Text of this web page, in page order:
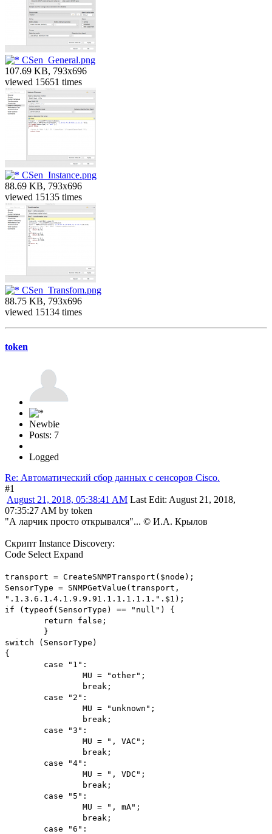
CSen_General.png
107.69 KB, 793x696
viewed 15651 times
CSen_Instance.png
88.69 KB, 793x696
viewed 15135 times
CSen_Transfom.png
88.75 KB, 793x696
viewed 15134 times
token
Newbie
Posts: 7
Logged
Re: Автоматический сбор данных с сенсоров Cisco.
#1
August 21, 2018, 05:38:41 AM Last Edit: August 21, 2018,
07:35:27 AM by token
"А ларчик просто открывался"... © И.А. Крылов
Скрипт Instance Discovery:
Code Select Expand
transport = CreateSNMPTransport($node);
SensorType = SNMPGetValue(transport,
".1.3.6.1.4.1.9.9.91.1.1.1.1.1.".$1);
if (typeof(SensorType) == "null") {
return false;
}
switch (SensorType)
{
case "1":
MU = "other";
break;
case "2":
MU = "unknown";
break;
case "3":
MU = ", VAC";
break;
case "4":
MU = ", VDC";
break;
case "5":
MU = ", mA";
break;
case "6":